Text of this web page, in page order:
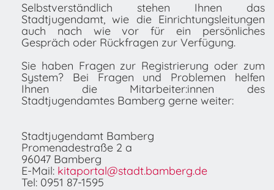
Selbstverständlich stehen Ihnen das
Stadtjugendamt, wie die Einrichtungsleitungen
auch nach wie vor für ein persönliches
Gespräch oder Rückfragen zur Verfügung.
Sie haben Fragen zur Registrierung oder zum
System? Bei Fragen und Problemen helfen
Ihnen die Mitarbeiter:innen des
Stadtjugendamtes Bamberg gerne weiter:
Stadtjugendamt Bamberg
Promenadestraße 2 a
96047 Bamberg
E-Mail: kitaportal@stadt.bamberg.de
Tel: 0951 87-1595